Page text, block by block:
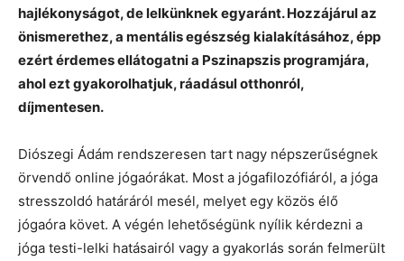
hajlékonyságot, de lelkünknek egyaránt. Hozzájárul az
önismerethez, a mentális egészség kialakításához, épp
ezért érdemes ellátogatni a Pszinapszis programjára,
ahol ezt gyakorolhatjuk, ráadásul otthonról,
díjmentesen.
Diószegi Ádám rendszeresen tart nagy népszerűségnek
örvendő online jógaórákat. Most a jógafilozófiáról, a jóga
stresszoldó határáról mesél, melyet egy közös élő
jógaóra követ. A végén lehetőségünk nyílik kérdezni a
jóga testi-lelki hatásairól vagy a gyakorlás során felmerült